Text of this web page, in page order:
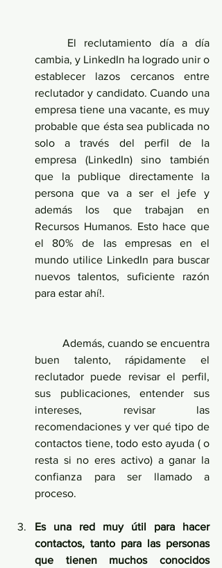
cambia, y LinkedIn ha logrado unir o
establecer lazos cercanos entre
reclutador y candidato. Cuando una
empresa tiene una vacante, es muy
probable que ésta sea publicada no
solo a través del perfil de la
empresa (LinkedIn) sino también
que la publique directamente la
persona que va a ser el jefe y
además los que trabajan en
Recursos Humanos. Esto hace que
el 80% de las empresas en el
mundo utilice LinkedIn para buscar
nuevos talentos, suficiente razón
para estar ahí!.
buen talento, rápidamente el
reclutador puede revisar el perfil,
sus publicaciones, entender sus
intereses, revisar las
recomendaciones y ver qué tipo de
contactos tiene, todo esto ayuda ( o
resta si no eres activo) a ganar la
confianza para ser llamado a
proceso.
Es una red muy útil para hacer
contactos, tanto para las personas
que tienen muchos conocidos